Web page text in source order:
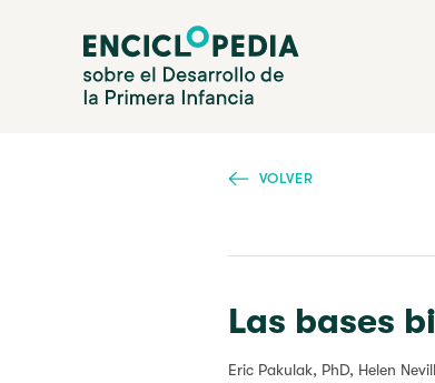
Enciclopedia sobre el Desarrollo de la
VOLVER
Las bases
Eric Pakulak, PhD, Helen